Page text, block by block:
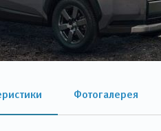
Фотогалерея